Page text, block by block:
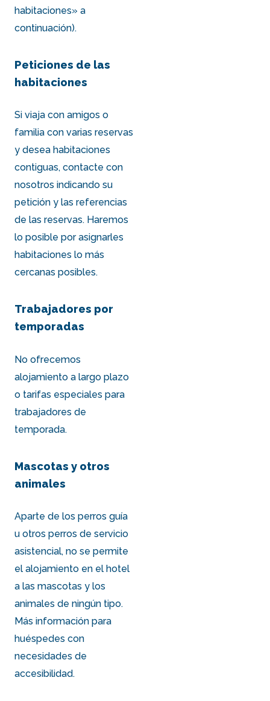
habitaciones» a
continuación).
Peticiones de las
habitaciones
Si viaja con amigos o
familia con varias reservas
y desea habitaciones
contiguas, contacte con
nosotros indicando su
petición y las referencias
de las reservas. Haremos
lo posible por asignarles
habitaciones lo más
cercanas posibles.
Trabajadores por
temporadas
No ofrecemos
alojamiento a largo plazo
o tarifas especiales para
trabajadores de
temporada.
Mascotas y otros
animales
Aparte de los perros guía
u otros perros de servicio
asistencial, no se permite
el alojamiento en el hotel
a las mascotas y los
animales de ningún tipo.
Más información para
huéspedes con
necesidades de
accesibilidad.